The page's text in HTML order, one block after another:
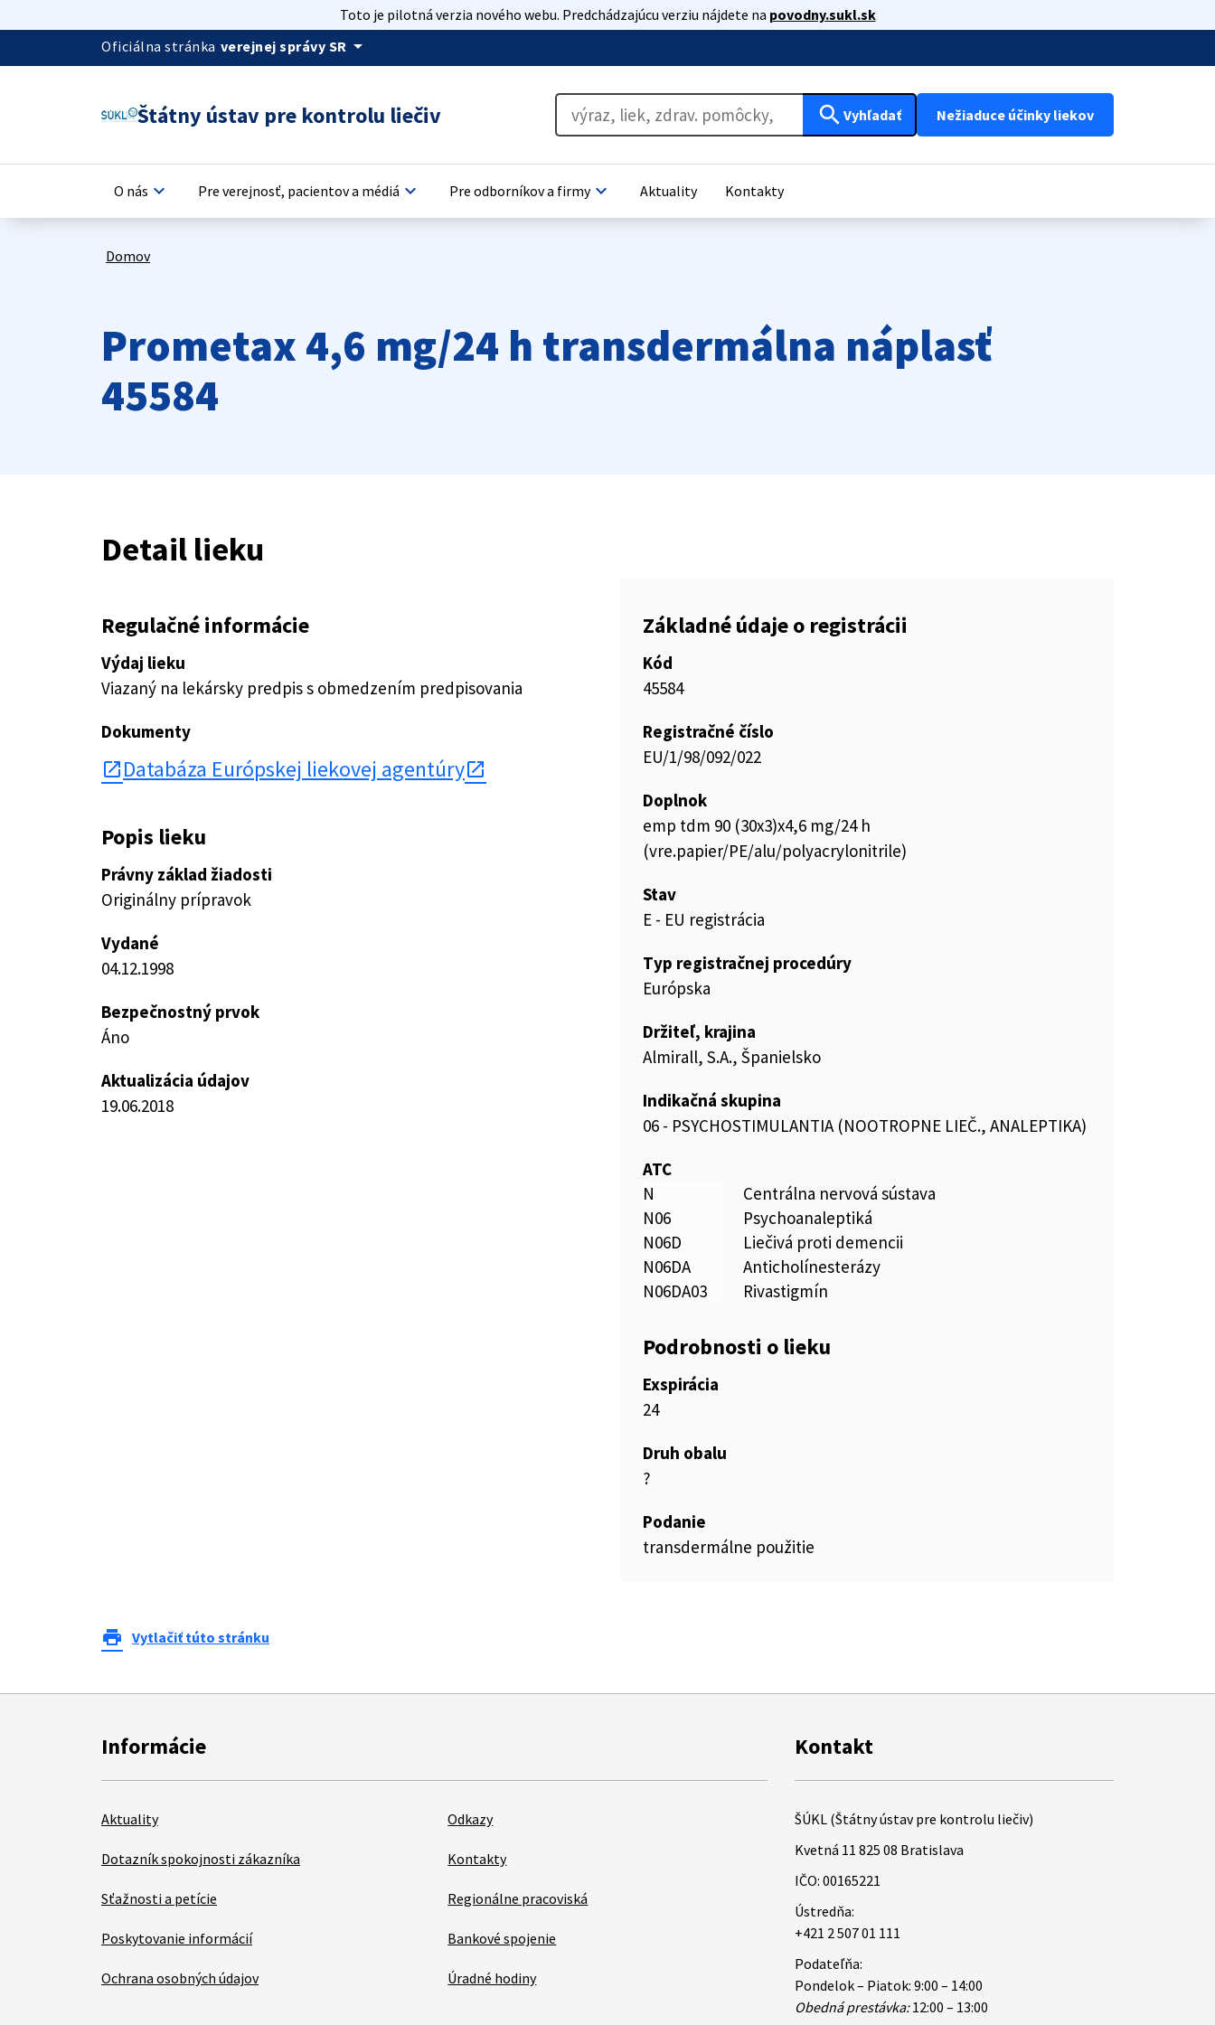
Toto je pilotná verzia nového webu. Predchádzajúcu verziu nájdete na povodny.sukl.sk
Oficiálna stránka verejnej správy SR arrow_drop_down
Štátny ústav pre kontrolu liečiv search Vyhľadať Nežiaduce účinky liekov
O nás keyboard_arrow_down Pre verejnosť, pacientov a médiá keyboard_arrow_down Pre odborníkov a firmykeyboard_arrow_down Aktuality Kontakty
Domov
Prometax 4,6 mg/24 h transdermálna náplasť
45584
Detail lieku
Regulačné informácie
Výdaj lieku
Viazaný na lekársky predpis s obmedzením predpisovania
Dokumenty
open_in_new Databáza Európskej liekovej agentúry
Popis lieku
Právny základ žiadosti
Originálny prípravok
Vydané
04.12.1998
Bezpečnostný prvok
Áno
Aktualizácia údajov
19.06.2018
Základné údaje o registrácii
Kód
45584
Registračné číslo
EU/1/98/092/022
Doplnok
emp tdm 90 (30x3)x4,6 mg/24 h
(vre.papier/PE/alu/polyacrylonitrile)
Stav
E - EU registrácia
Typ registračnej procedúry
Európska
Držiteľ, krajina
Almirall, S.A., Španielsko
Indikačná skupina
06 - PSYCHOSTIMULANTIA (NOOTROPNE LIEČ., ANALEPTIKA)
ATC
N
Centrálna nervová sústava
N06
Psychoanaleptiká
N06D
Liečivá proti demencii
N06DA
Anticholínesterázy
N06DA03
Rivastigmín
Podrobnosti o lieku
Exspirácia
24
Druh obalu
?
Podanie
transdermálne použitie
print Vytlačiť túto stránku
Informácie
Aktuality
Dotazník spokojnosti zákazníka
Sťažnosti a petície
Poskytovanie informácií
Ochrana osobných údajov
Odkazy
Kontakty
Regionálne pracoviská
Bankové spojenie
Úradné hodiny
Kontakt
ŠÚKL (Štátny ústav pre kontrolu liečiv)
Kvetná 11 825 08 Bratislava
IČO: 00165221
Ústredňa:
+421 2 507 01 111
Podateľňa:
Pondelok – Piatok: 9:00 – 14:00
Obedná prestávka:12:00 – 13:00